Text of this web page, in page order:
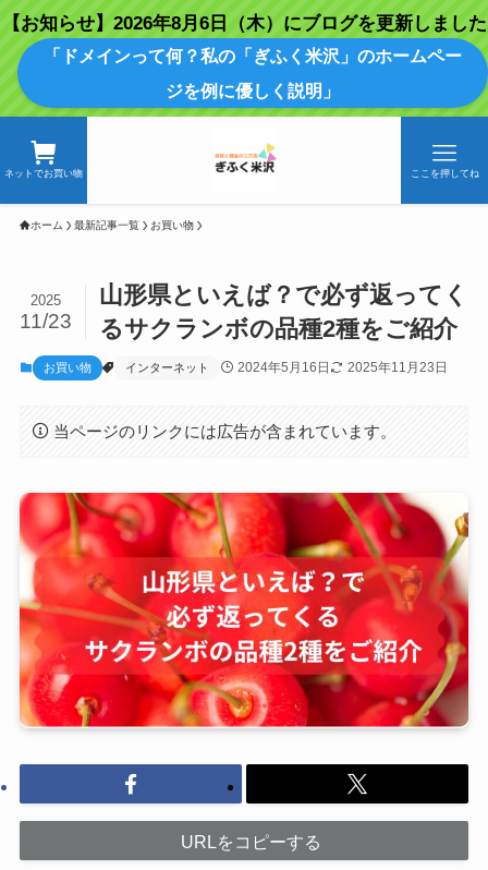
【お知らせ】2026年8月6日（木）にブログを更新しました
「ドメインって何？私の「ぎふく米沢」のホームペー
ジを例に優しく説明」
ネットでお買い物 ここを押してね
ホーム 最新記事一覧 お買い物
山形県といえば？で必ず返ってく
るサクランボの品種2種をご紹介
2025
11/23
お買い物 インターネット 2024年5月16日 2025年11月23日
当ページのリンクには広告が含まれています。
URLをコピーする